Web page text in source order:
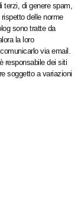
terzi, di genere spam,
delle norme
sono tratte da
la loro
via email.
responsabile dei siti
soggetto a variazioni